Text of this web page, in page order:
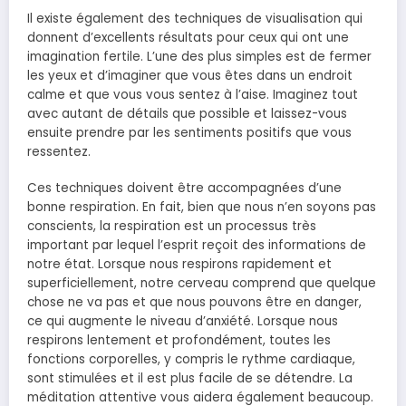
Il existe également des techniques de visualisation qui
donnent d’excellents résultats pour ceux qui ont une
imagination fertile. L’une des plus simples est de fermer
les yeux et d’imaginer que vous êtes dans un endroit
calme et que vous vous sentez à l’aise. Imaginez tout
avec autant de détails que possible et laissez-vous
ensuite prendre par les sentiments positifs que vous
ressentez.
Ces techniques doivent être accompagnées d’une
bonne respiration. En fait, bien que nous n’en soyons pas
conscients, la respiration est un processus très
important par lequel l’esprit reçoit des informations de
notre état. Lorsque nous respirons rapidement et
superficiellement, notre cerveau comprend que quelque
chose ne va pas et que nous pouvons être en danger,
ce qui augmente le niveau d’anxiété. Lorsque nous
respirons lentement et profondément, toutes les
fonctions corporelles, y compris le rythme cardiaque,
sont stimulées et il est plus facile de se détendre. La
méditation attentive vous aidera également beaucoup.